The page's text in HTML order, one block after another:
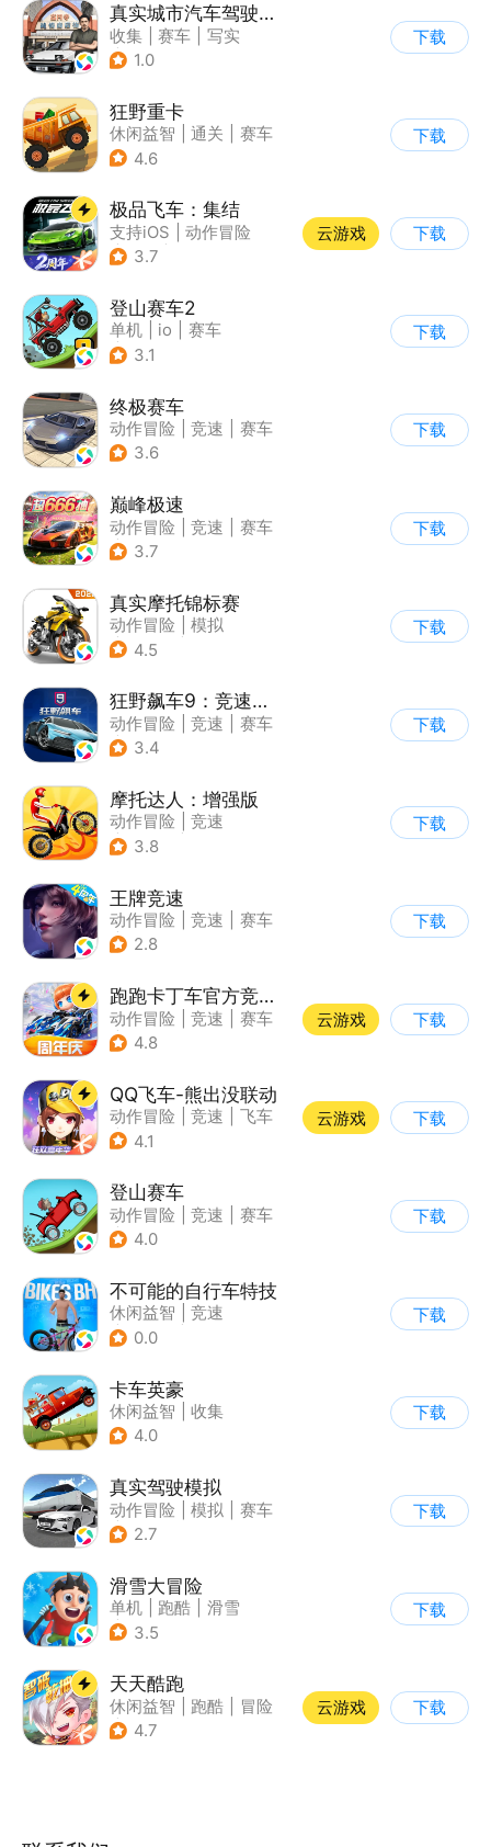
真实城市汽车驾驶3D
收集 赛车
写实
| 竞速
1.0
下载
狂野重卡
休闲益智 通关
赛车
4.6
下载
极品飞车：集结
支持iOS
动作冒险
| 竞速
3.7
云游戏 下载
登山赛车2
单机 io
赛车
| 欧美风
3.1
下载
终极赛车
动作冒险 竞速
赛车
3.6
下载
巅峰极速
动作冒险 竞速
赛车
| 漂移
3.7
下载
真实摩托锦标赛
动作冒险
模拟
| 摩托车
4.5
下载
狂野飙车9：竞速传奇
动作冒险 竞速
赛车
| 狂野飙车
3.4
下载
摩托达人：增强版
动作冒险
竞速
| 摩托车
3.8
下载
王牌竞速
动作冒险 竞速
赛车
| 漂移
2.8
下载
跑跑卡丁车官方竞速版
动作冒险 竞速
赛车
| 跑跑卡丁车
4.8
云游戏 下载
QQ飞车-熊出没联动
动作冒险 竞速
飞车
| 漂移
4.1
云游戏 下载
登山赛车
动作冒险 竞速
赛车
| 卡通
4.0
下载
不可能的自行车特技
休闲益智
竞速
| 自行车
0.0
下载
卡车英豪
休闲益智
收集
4.0
下载
真实驾驶模拟
动作冒险 模拟
赛车
| 漂移
2.7
下载
滑雪大冒险
单机 跑酷
滑雪
| 游道易
3.5
下载
天天酷跑
休闲益智 跑酷
冒险
| 萌系
4.7
云游戏 下载